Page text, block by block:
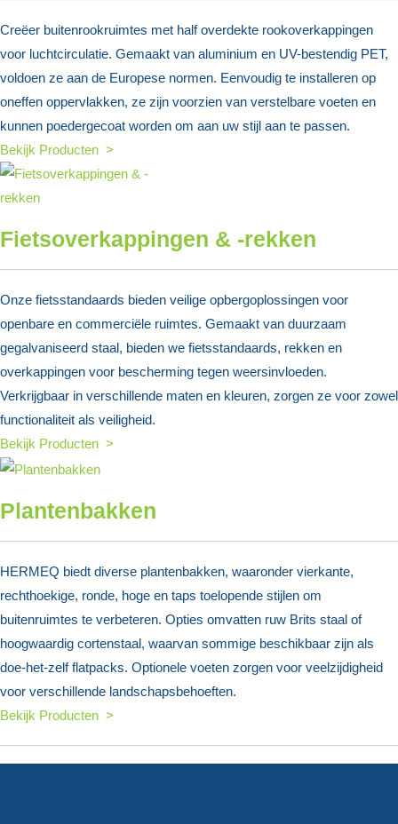
Creëer buitenrookruimtes met half overdekte rookoverkappingen
voor luchtcirculatie. Gemaakt van aluminium en UV-bestendig PET,
voldoen ze aan de Europese normen. Eenvoudig te installeren op
oneffen oppervlakken, ze zijn voorzien van verstelbare voeten en
kunnen poedergecoat worden om aan uw stijl aan te passen.
Bekijk Producten >
Fietsoverkappingen & -rekken
Onze fietsstandaards bieden veilige opbergoplossingen voor
openbare en commerciële ruimtes. Gemaakt van duurzaam
gegalvaniseerd staal, bieden we fietsstandaards, rekken en
overkappingen voor bescherming tegen weersinvloeden.
Verkrijgbaar in verschillende maten en kleuren, zorgen ze voor zowel
functionaliteit als veiligheid.
Bekijk Producten >
Plantenbakken
HERMEQ biedt diverse plantenbakken, waaronder vierkante,
rechthoekige, ronde, hoge en taps toelopende stijlen om
buitenruimtes te verbeteren. Opties omvatten ruw Brits staal of
hoogwaardig cortenstaal, waarvan sommige beschikbaar zijn als
doe-het-zelf flatpacks. Optionele voeten zorgen voor veelzijdigheid
voor verschillende landschapsbehoeften.
Bekijk Producten >